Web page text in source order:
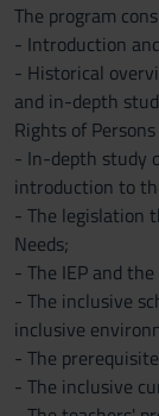
The program
- Introduction
- Historical
and in-depth
Rights of
- In-depth study
introduction to
- The legislation
Needs;
- The IEP and
- The inclusive
inclusive
- The
- The inclusive